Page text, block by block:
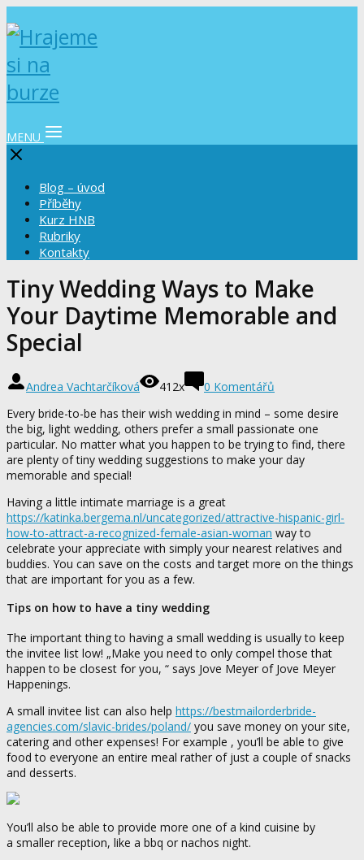
MENU
Blog – úvod
Příběhy
Kurz HNB
Rubriky
Kontakty
Tiny Wedding Ways to Make
Your Daytime Memorable and
Special
Andrea Vachtarčíková 412x
0 Komentářů
Every bride-to-be has their wish wedding in mind – some desire
the big, light wedding, others prefer a small passionate one
particular. No matter what you happen to be trying to find, there
are plenty of tiny wedding suggestions to make your day
memorable and special!
Having a little intimate marriage is a great
https://katinka.bergema.nl/uncategorized/attractive-hispanic-girl-
how-to-attract-a-recognized-female-asian-woman way to
celebrate your appreciate with simply your nearest relatives and
buddies. You can save on the costs and target more on the things
that are important for you as a few.
Tips on how to have a tiny wedding
The important thing to having a small wedding is usually to keep
the invitee list low! „Make you need to only compel those that
happen to be closest for you, “ says Jove Meyer of Jove Meyer
Happenings.
A small invitee list can also help https://bestmailorderbride-
agencies.com/slavic-brides/poland/ you save money on your site,
catering and other expenses! For example , you’ll be able to give
food to everyone an entire meal rather of just a couple of snacks
and desserts.
You’ll also be able to provide more one of a kind cuisine by
a smaller reception, like a bbq or nachos night.